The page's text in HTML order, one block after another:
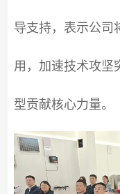
导支持，表示公司
用，加速技术攻坚
型贡献核心力量。